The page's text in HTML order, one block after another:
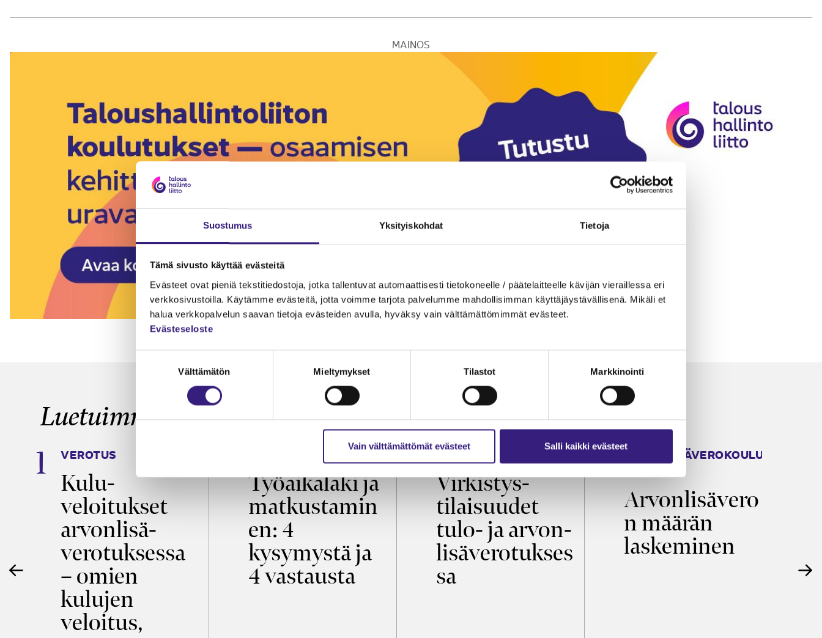
Suostumus Yksityiskohdat Tietoja
Tämä sivusto käyttää evästeitä
Evästeet ovat pieniä tekstitiedostoja, jotka tallentuvat automaattisesti tietokoneelle / päätelaitteelle kävijän vieraillessa eri
verkkosivustoilla. Käytämme evästeitä, jotta voimme tarjota palvelumme mahdollisimman käyttäjäystävällisenä. Mikäli et
halua verkkopalvelun saavan tietoja evästeiden avulla, hyväksy vain välttämättömimmät evästeet.
Evästeseloste
Välttämätön Mieltymykset Tilastot Markkinointi
Vain välttämättömät evästeet Salli kaikki evästeet
MAINOS
Luetuimmat
VEROTUS
Kulu­
veloitukset
arvon­lisä­
verotuksessa
– omien
kulujen
veloitus,
Työaikalaki ja
matkustamin
en: 4
kysymystä ja
4 vastausta
VEROTUS
Virkistys­
tilaisuudet
tulo- ja arvon­
lisäverotukses
sa
ARVONLISÄVEROKOULU
Arvonlisävero
n määrän
laskeminen